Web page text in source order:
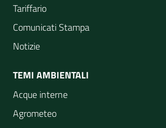
Tariffario
Comunicati Stampa
Notizie
TEMI AMBIENTALI
Acque interne
Agrometeo